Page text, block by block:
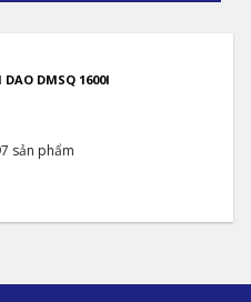
DMSQ 1600I
sản phẩm